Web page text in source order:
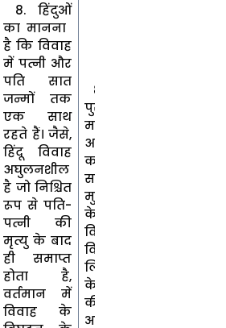
8. हिंदुओं
का मानना ​​
है कि विवाह
में पत्नी और
पति सात
जन्मों तक
एक साथ
रहते हैं। जैसे,
हिंदू विवाह
अघुलनशील
है जो निश्चित
रूप से पति-
पत्नी की
मृत्यु के बाद
ही समाप्त
होता है,
वर्तमान में
विवाह के
8. मुस्लिम
पुरुष अपनी
मर्जी से
अपनी पत्नी
को तलाक दे
सकता है।
मुसलमानों
के बीच
विवाह के
विघटन के
लिए अदालत
के हस्तक्षेप
की
आवश्यकता